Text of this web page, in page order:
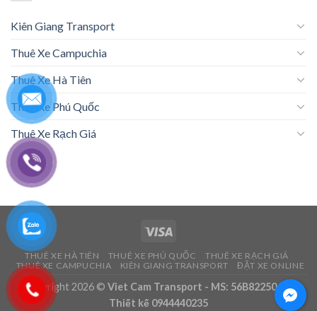
Kiên Giang Transport
Thuê Xe Campuchia
Thuê Xe Hà Tiên
Thuê Xe Phú Quốc
Thuê Xe Rạch Giá
THUÊ XE HÀ TIÊN THUÊ XE PHÚ QUỐC
THUÊ XE RẠCH GIÁ
THUÊ XE CAMPUCHIA
KIÊN GIANG TRANSPORT ĐẶT XE ONLINE
Copyright 2026 © Viet Cam Transport - MS: 56B8225062 -
Thiết kế 0944440235